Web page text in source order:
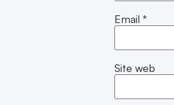
Email *
Site web